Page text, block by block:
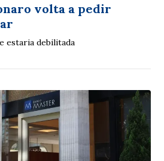
volta a pedir
estaria debilitada